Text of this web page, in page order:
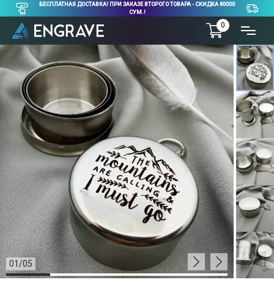
БЕСПЛАТНАЯ ДОСТАВКА! ПРИ ЗАКАЗЕ ВТОРОГО ТОВАРА - СКИДКА 80000
СУМ.!
0
01/05